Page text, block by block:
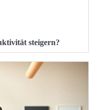
steigern?